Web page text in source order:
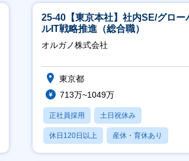
25-40【東京本社】社内SE/グロー
ルIT戦略推進（総合職）
オルガノ株式会社
東京都
713万~1049万
正社員採用 土日祝休み
休日120日以上 産休・育休あり
月残業20時間以内